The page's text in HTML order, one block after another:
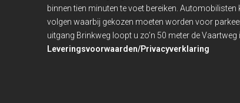
binnentien minuten te voet bereiken.
volgen waarbij gekozen moeten worden voor
uitgang Brinkweg loopt u zo’n 50 meter de Vaartweg
Leveringsvoorwaarden/Privacyverklaring